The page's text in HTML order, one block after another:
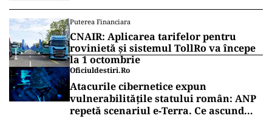
Puterea Financiara
CNAIR: Aplicarea tarifelor pentru
rovinietă și sistemul TollRo va începe
la 1 octombrie
Oficiuldestiri.ro
Atacurile cibernetice expun
vulnerabilitățile statului român: ANP
repetă scenariul e‑Terra. Ce ascund